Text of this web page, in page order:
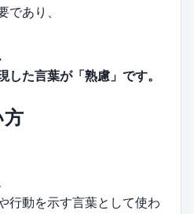
であり、
た言葉が「熟慮」です。
方
行動を示す言葉として使わ